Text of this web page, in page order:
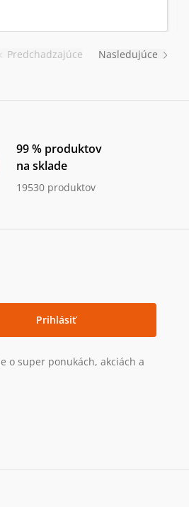
Predchadzajúce Nasledujúce
99 % produktov
na sklade
19530 produktov
Prihlásiť
o super ponukách, akciách a